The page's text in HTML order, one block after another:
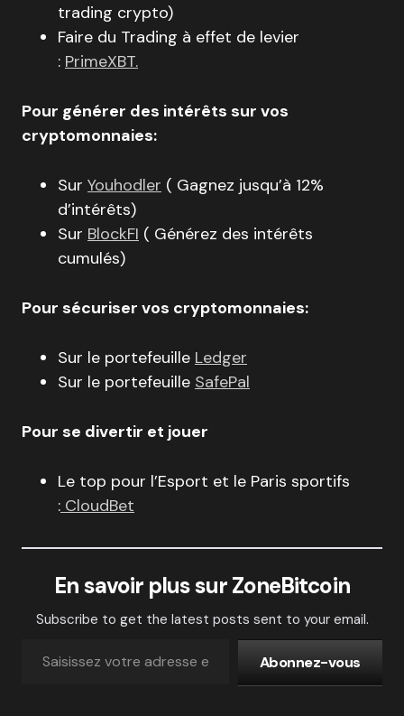
trading crypto)
Faire du Trading à effet de levier
: PrimeXBT.
Pour générer des intérêts sur vos
cryptomonnaies:
Sur Youhodler ( Gagnez jusqu’à 12%
d’intérêts)
Sur BlockFI ( Générez des intérêts
cumulés)
Pour sécuriser vos cryptomonnaies:
Sur le portefeuille Ledger
Sur le portefeuille SafePal
Pour se divertir et jouer
Le top pour l’Esport et le Paris sportifs
: CloudBet
En savoir plus sur ZoneBitcoin
Subscribe to get the latest posts sent to your email.
Abonnez-vous